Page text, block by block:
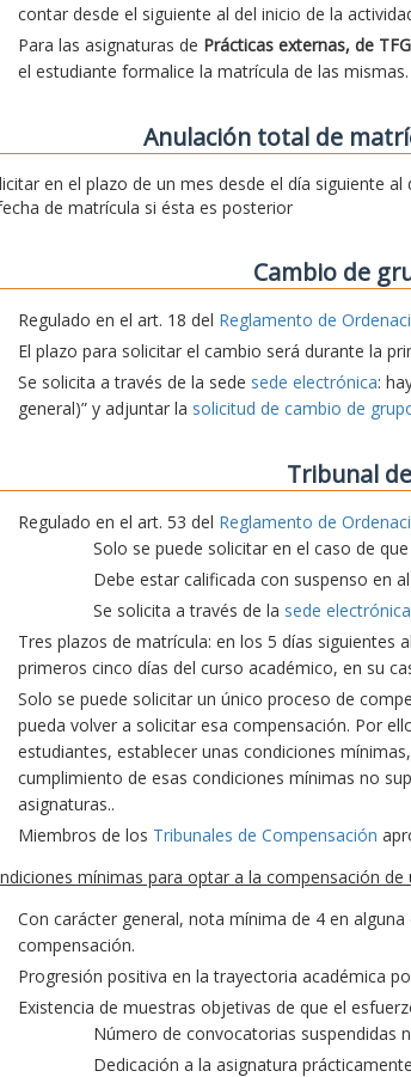
contar desde el siguiente al del inicio de la
Para las asignaturas de Prácticas externas, de
el estudiante formalice la matrícula de las mismas.
Anulación total de
en el plazo de un mes desde el día siguiente
de matrícula si ésta es posterior
Cambio de
Regulado en el art. 18 del Reglamento de
El plazo para solicitar el cambio será durante la
Se solicita a través de la sede sede electrónica:
general)” y adjuntar la solicitud de cambio de
Tribunal
Regulado en el art. 53 del Reglamento de
Solo se puede solicitar en el caso de
Debe estar calificada con suspenso en
Se solicita a través de la sede electrónica
Tres plazos de matrícula: en los 5 días
primeros cinco días del curso académico, en su
Solo se puede solicitar un único proceso de
pueda volver a solicitar esa compensación. Por
estudiantes, establecer unas condiciones
cumplimiento de esas condiciones mínimas no
asignaturas..
Miembros de los Tribunales de Compensación
mínimas para optar a la compensación de
Con carácter general, nota mínima de 4 en
compensación.
Progresión positiva en la trayectoria académica
Existencia de muestras objetivas de que el
Número de convocatorias suspendidas
Dedicación a la asignatura